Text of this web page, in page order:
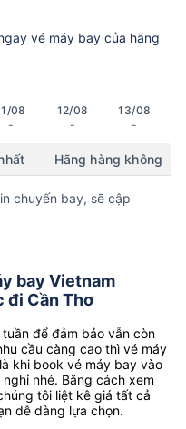
vé máy bay của hãng
08
-
12/08
-
13/08
-
Hãng hàng không
chuyến bay, sẽ cập
bay Vietnam
đi Cần Thơ
để đảm bảo vẫn còn
cầu càng cao thì vé máy
khi book vé máy bay vào
nhé. Bằng cách xem
tôi liệt kê giá tất cả
dễ dàng lựa chọn.